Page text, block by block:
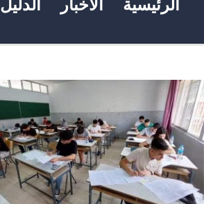
الدليل الأخبار الرئيسية